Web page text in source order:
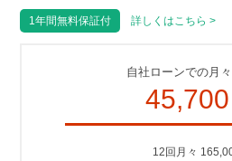
1年間無料保証付 詳しくはこちら >
自社ローンでの月
45,700
12回月々